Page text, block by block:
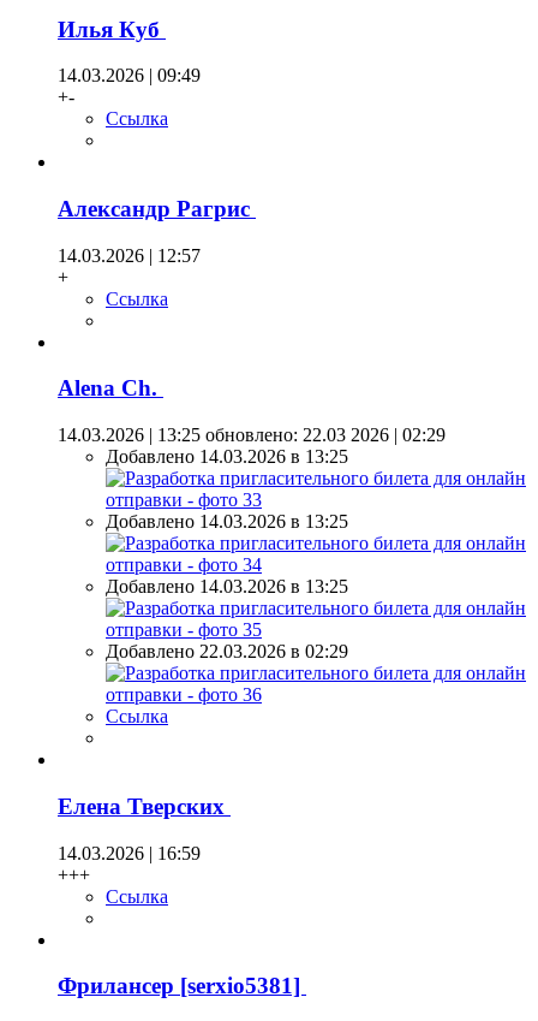
Илья Куб
14.03.2026 | 09:49
+-
Ссылка
Александр Рагрис
14.03.2026 | 12:57
+
Ссылка
Alena Ch.
14.03.2026 | 13:25 обновлено: 22.03 2026 | 02:29
Добавлено 14.03.2026 в 13:25
Добавлено 14.03.2026 в 13:25
Добавлено 14.03.2026 в 13:25
Добавлено 22.03.2026 в 02:29
Ссылка
Елена Тверских
14.03.2026 | 16:59
+++
Ссылка
Фрилансер [serxio5381]